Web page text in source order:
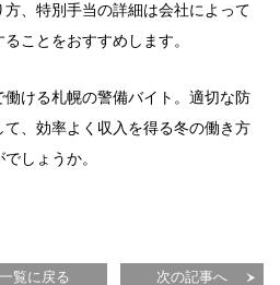
、特別手当の詳細は会社によって
ことをおすすめします。
ける札幌の警備バイト。適切な防
、効率よく収入を得る冬の働き方
しょうか。
一覧に戻る 次の記事へ